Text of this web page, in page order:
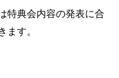
特典会内容の発表に合
ます。